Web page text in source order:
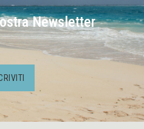
Newsletter